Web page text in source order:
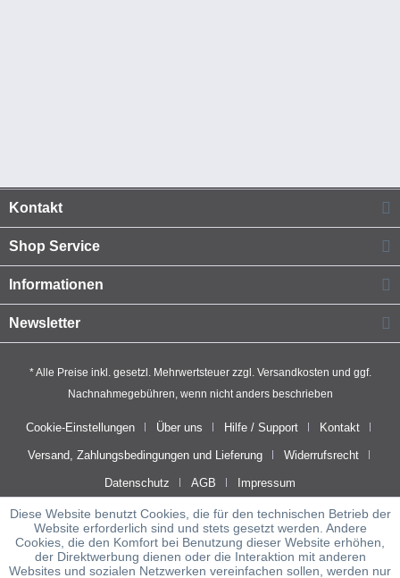
Kontakt
Shop Service
Informationen
Newsletter
* Alle Preise inkl. gesetzl. Mehrwertsteuer zzgl. Versandkosten und ggf.
Nachnahmegebühren, wenn nicht anders beschrieben
Cookie-Einstellungen Über uns Hilfe / Support Kontakt
Versand, Zahlungsbedingungen und Lieferung Widerrufsrecht
Datenschutz AGB Impressum
Diese Website benutzt Cookies, die für den technischen Betrieb der
Website erforderlich sind und stets gesetzt werden. Andere
Cookies, die den Komfort bei Benutzung dieser Website erhöhen,
der Direktwerbung dienen oder die Interaktion mit anderen
Websites und sozialen Netzwerken vereinfachen sollen, werden nur